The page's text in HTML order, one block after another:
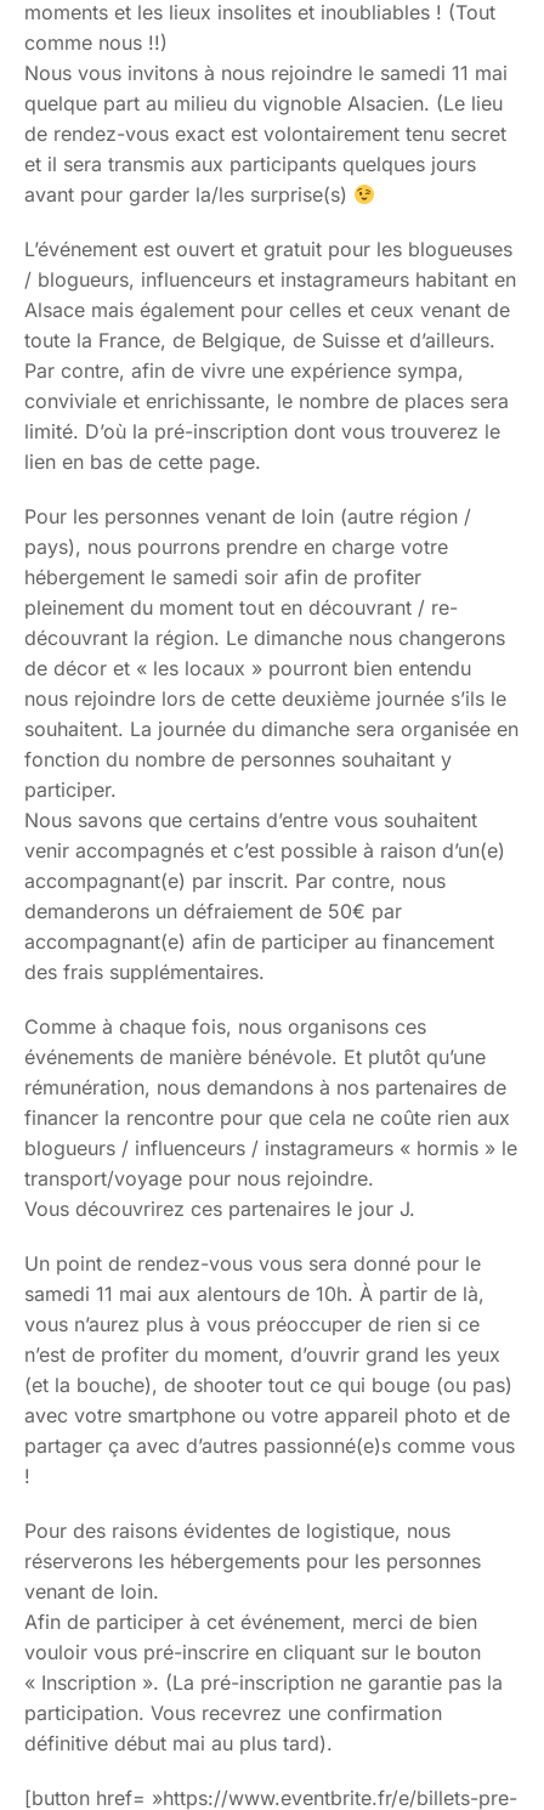
moments et les lieux insolites et inoubliables ! (Tout
comme nous !!)
Nous vous invitons à nous rejoindre le samedi 11 mai
quelque part au milieu du vignoble Alsacien. (Le lieu
de rendez-vous exact est volontairement tenu secret
et il sera transmis aux participants quelques jours
avant pour garder la/les surprise(s)
L’événement est ouvert et gratuit pour les blogueuses
/ blogueurs, influenceurs et instagrameurs habitant en
Alsace mais également pour celles et ceux venant de
toute la France, de Belgique, de Suisse et d’ailleurs.
Par contre, afin de vivre une expérience sympa,
conviviale et enrichissante, le nombre de places sera
limité. D’où la pré-inscription dont vous trouverez le
lien en bas de cette page.
Pour les personnes venant de loin (autre région /
pays), nous pourrons prendre en charge votre
hébergement le samedi soir afin de profiter
pleinement du moment tout en découvrant / re-
découvrant la région. Le dimanche nous changerons
de décor et « les locaux » pourront bien entendu
nous rejoindre lors de cette deuxième journée s’ils le
souhaitent. La journée du dimanche sera organisée en
fonction du nombre de personnes souhaitant y
participer.
Nous savons que certains d’entre vous souhaitent
venir accompagnés et c’est possible à raison d’un(e)
accompagnant(e) par inscrit. Par contre, nous
demanderons un défraiement de 50€ par
accompagnant(e) afin de participer au financement
des frais supplémentaires.
Comme à chaque fois, nous organisons ces
événements de manière bénévole. Et plutôt qu’une
rémunération, nous demandons à nos partenaires de
financer la rencontre pour que cela ne coûte rien aux
blogueurs / influenceurs / instagrameurs « hormis » le
transport/voyage pour nous rejoindre.
Vous découvrirez ces partenaires le jour J.
Un point de rendez-vous vous sera donné pour le
samedi 11 mai aux alentours de 10h. À partir de là,
vous n’aurez plus à vous préoccuper de rien si ce
n’est de profiter du moment, d’ouvrir grand les yeux
(et la bouche), de shooter tout ce qui bouge (ou pas)
avec votre smartphone ou votre appareil photo et de
partager ça avec d’autres passionné(e)s comme vous
!
Pour des raisons évidentes de logistique, nous
réserverons les hébergements pour les personnes
venant de loin.
Afin de participer à cet événement, merci de bien
vouloir vous pré-inscrire en cliquant sur le bouton
« Inscription ». (La pré-inscription ne garantie pas la
participation. Vous recevrez une confirmation
définitive début mai au plus tard).
[button href= »https://www.eventbrite.fr/e/billets-pre-